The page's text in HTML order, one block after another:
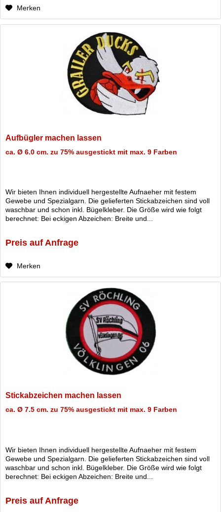
Merken
Aufbügler machen lassen
ca. Ø 6.0 cm. zu 75% ausgestickt mit max. 9 Farben
Wir bieten Ihnen individuell hergestellte Aufnaeher mit festem
Gewebe und Spezialgarn. Die gelieferten Stickabzeichen sind voll
waschbar und schon inkl. Bügelkleber. Die Größe wird wie folgt
berechnet: Bei eckigen Abzeichen: Breite und...
Preis auf Anfrage
Merken
Stickabzeichen machen lassen
ca. Ø 7.5 cm. zu 75% ausgestickt mit max. 9 Farben
Wir bieten Ihnen individuell hergestellte Aufnaeher mit festem
Gewebe und Spezialgarn. Die gelieferten Stickabzeichen sind voll
waschbar und schon inkl. Bügelkleber. Die Größe wird wie folgt
berechnet: Bei eckigen Abzeichen: Breite und...
Preis auf Anfrage